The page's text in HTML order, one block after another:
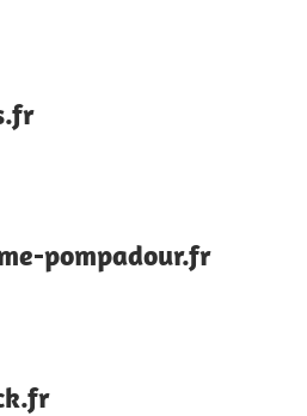
pompadour.fr